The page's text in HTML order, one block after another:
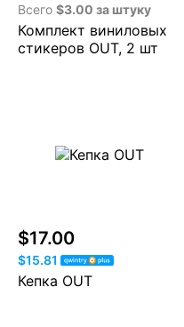
Всего $3.00 за штуку
Комплект виниловых
стикеров OUT, 2 шт
$17.00
$15.81
Кепка OUT